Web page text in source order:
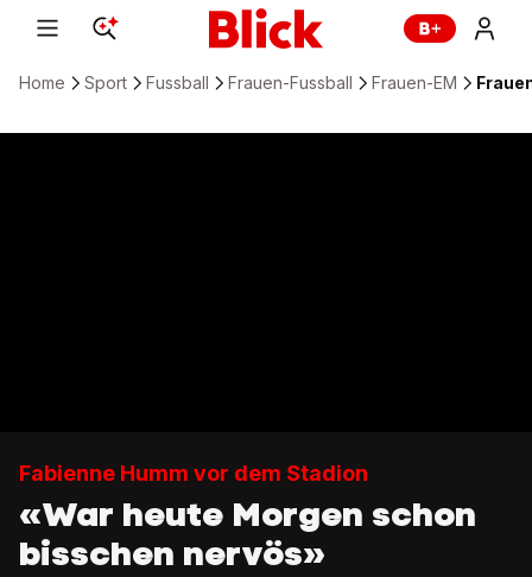
Home Sport Fussball Frauen-Fussball Frauen-EM
Fabienne Humm vor dem Stadion
«War heute Morgen schon
bisschen nervös»